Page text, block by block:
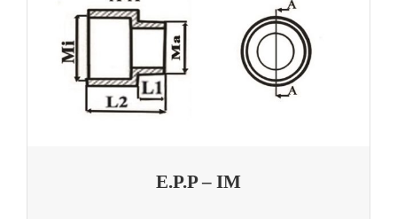
E.P.P – IM